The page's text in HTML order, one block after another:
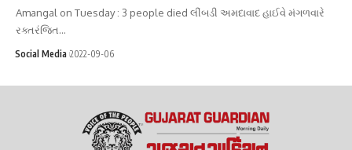
Amangal on Tuesday : 3 people died લીંબડી અમદાવાદ હાઈવે મંગળવારે
રક્તરંજિત…
Social Media 2022-09-06